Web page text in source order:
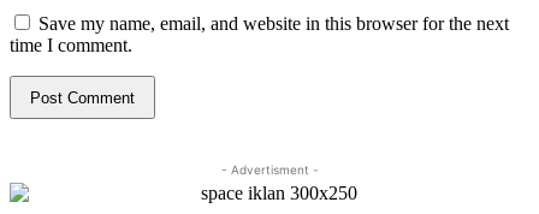
Save my name, email, and website in this browser for the next
time I comment.
- Advertisment -